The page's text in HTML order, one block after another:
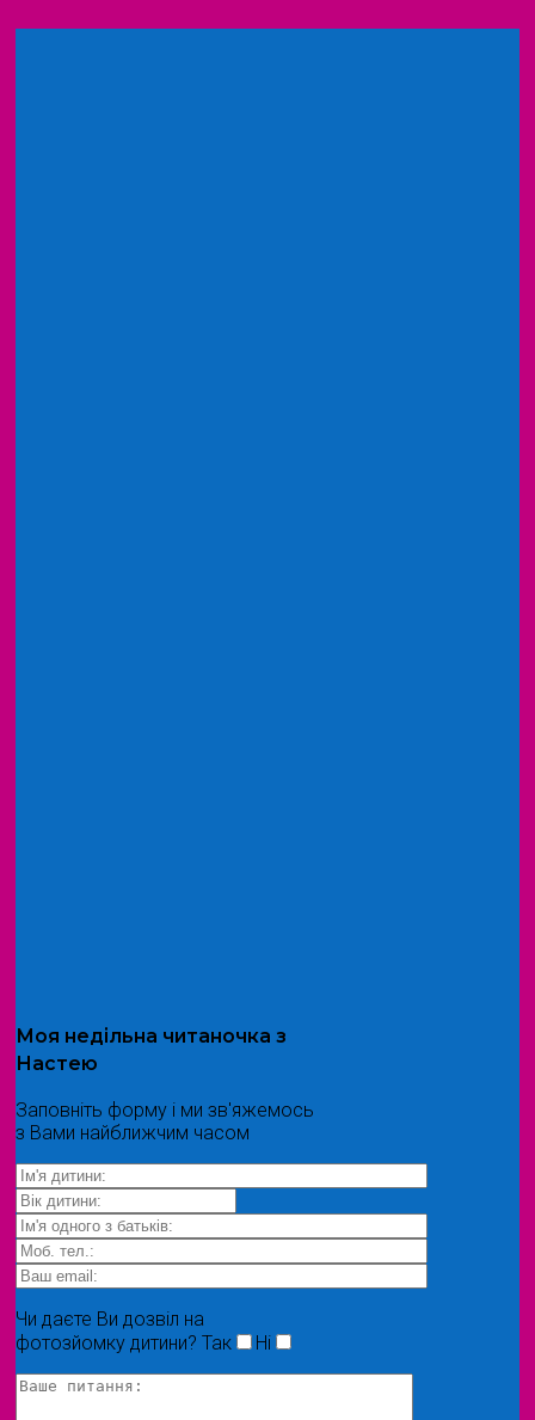
Моя недільна читаночка з
Настею
Заповніть форму і ми зв'яжемось
з Вами найближчим часом
Чи даєте Ви дозвіл на
фотозйомку дитини? Так Ні